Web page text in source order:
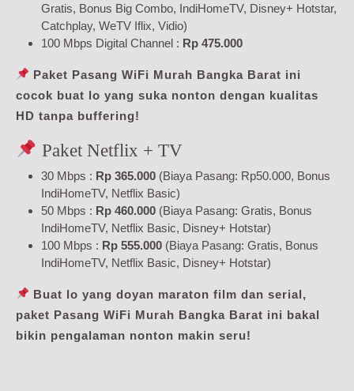
Gratis, Bonus Big Combo, IndiHomeTV, Disney+ Hotstar,
Catchplay, WeTV Iflix, Vidio)
100 Mbps Digital Channel : Rp 475.000
Paket Pasang WiFi Murah Bangka Barat ini
cocok buat lo yang suka nonton dengan kualitas
HD tanpa buffering!
Paket Netflix + TV
30 Mbps : Rp 365.000 (Biaya Pasang: Rp50.000, Bonus
IndiHomeTV, Netflix Basic)
50 Mbps : Rp 460.000 (Biaya Pasang: Gratis, Bonus
IndiHomeTV, Netflix Basic, Disney+ Hotstar)
100 Mbps : Rp 555.000 (Biaya Pasang: Gratis, Bonus
IndiHomeTV, Netflix Basic, Disney+ Hotstar)
Buat lo yang doyan maraton film dan serial,
paket Pasang WiFi Murah Bangka Barat ini bakal
bikin pengalaman nonton makin seru!